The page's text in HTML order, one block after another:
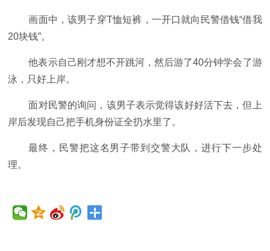
画面中，该男子穿T恤短裤，一开口就向民警借钱“借我
20块钱”。
他表示自己刚才想不开跳河，然后游了40分钟学会了游
泳，只好上岸。
面对民警的询问，该男子表示觉得该好好活下去，但上
岸后发现自己把手机身份证全扔水里了。
最终，民警把这名男子带到交警大队，进行下一步处
理。